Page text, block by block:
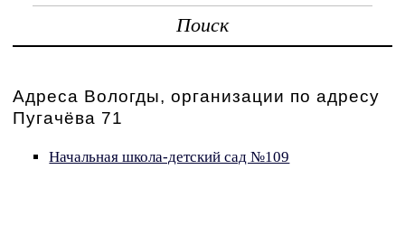
Поиск
Адреса Вологды, организации по адресу
Пугачёва 71
Начальная школа-детский сад №109